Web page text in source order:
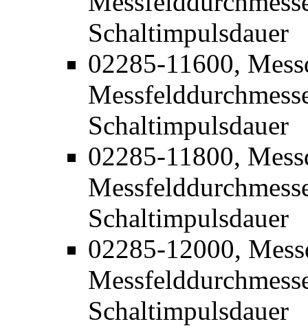
Schaltimpulsdauer
02285-11600,
Schaltimpulsdauer
02285-11800,
Schaltimpulsdauer
02285-12000,
Schaltimpulsdauer